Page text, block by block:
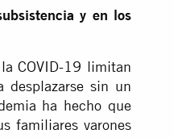
y en los
COVID-19 limitan
desplazarse sin un
ha hecho que
familiares varones